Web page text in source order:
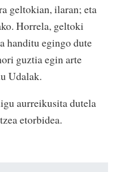
geltokian, ilaran; eta
Horrela, geltoki
handitu egingo dute
guztia egin arte
Udalak.
aurreikusita dutela
etorbidea.